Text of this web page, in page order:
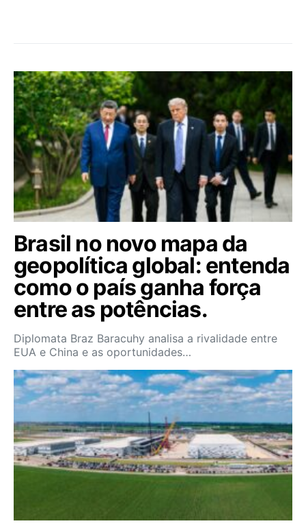
Brasil no novo mapa da
geopolítica global: entenda
como o país ganha força
entre as potências.
Diplomata Braz Baracuhy analisa a rivalidade entre
EUA e China e as oportunidades…